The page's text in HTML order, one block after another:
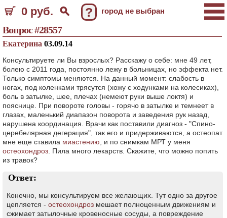
0 руб. ? город не выбран
Вопрос #28557
Екатерина 03.09.14
Консультируете ли Вы взрослых? Расскажу о себе: мне 49 лет,
болею с 2011 года, постоянно лежу в больницах, но эффекта нет.
Только симптомы меняются. На данный момент: слабость в
ногах, под коленками трясутся (хожу с ходунками на колесиках),
боль в затылке, шее, плечах (немеют руки выше локтя) и
пояснице. При повороте головы - горячо в затылке и темнеет в
глазах, маленький диапазон поворота и заведения рук назад,
нарушена координация. Врачи как поставили диагноз - "Спино-
церебелярная дегерация", так его и придерживаются, а остеопат
мне еще ставила миастению , и по снимкам МРТ у меня
остеохондроз . Пила много лекарств. Скажите, что можно попить
из травок?
Ответ:
Конечно, мы консультируем все желающих. Тут одно за другое
цепляется - остеохондроз мешает полноценным движениям и
сжимает затылочные кровеносные сосуды, а повреждение